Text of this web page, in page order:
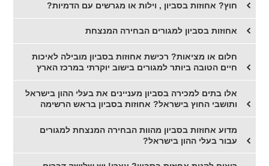
חוץ? אחוזות בסביון , וילות או מגרשים עם הדמיות?
אחוזות בסביון למגורים הבחירה המנצחת
חלום או מציאות? רכישת אחוזות בסביון מובילה לאיכות
חיים הטובה ביותר למגורים בישוב יוקרתי במרכז הארץ
אלו בתים למכירה בסביון מעניינים את בעלי ההון בישראל
ותושבי החוץ בישראל? אחוזות בסביון בראש הרשימה
מדוע אחוזות בסביון מהוות הבחירה המנצחת למגורים
עבור בעלי ההון בישראל?